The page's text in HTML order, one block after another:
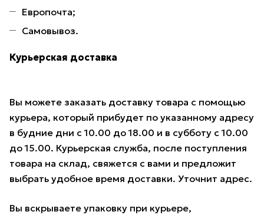
Европочта;
Самовывоз.
Курьерская доставка
Вы можете заказать доставку товара с помощью
курьера, который прибудет по указанному адресу
в будние дни с 10.00 до 18.00 и в субботу с 10.00
до 15.00. Курьерская служба, после поступления
товара на склад, свяжется с вами и предложит
выбрать удобное время доставки. Уточнит адрес.
Вы вскрываете упаковку при курьере,